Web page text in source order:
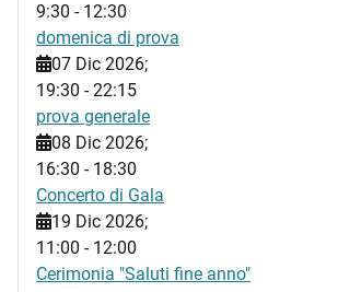
9:30 - 12:30
domenica di prova
07 Dic 2026;
19:30 -22:15
prova generale
08 Dic 2026;
16:30 - 18:30
Concerto di Gala
19 Dic 2026;
11:00 - 12:00
Cerimonia "Saluti fine anno"